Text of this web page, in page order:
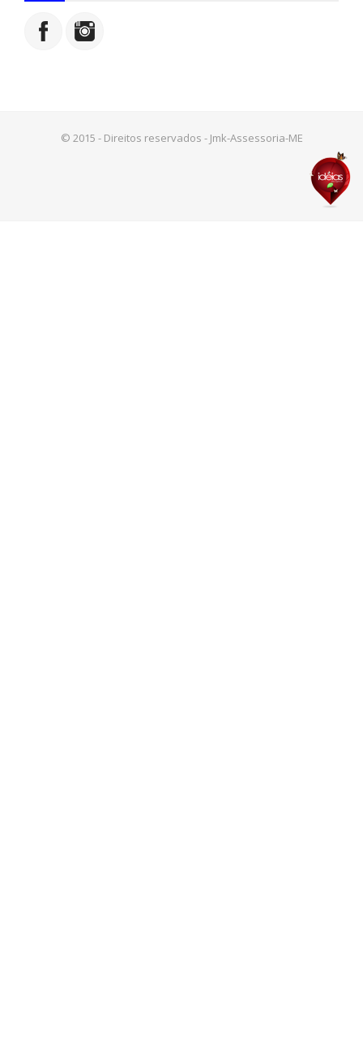
© 2015 - Direitos reservados - Jmk-Assessoria-ME